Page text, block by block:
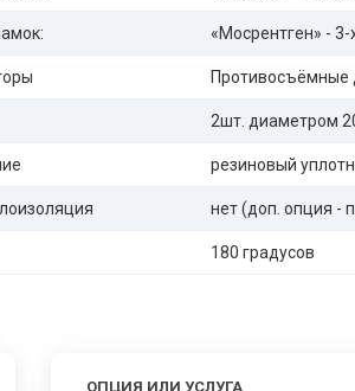
«Мосрентген» -
Противосъёмные
2шт. диаметром
резиновый
нет (доп. опция -
180 градусов
ОПЦИЯ ИЛИ УСЛУГА